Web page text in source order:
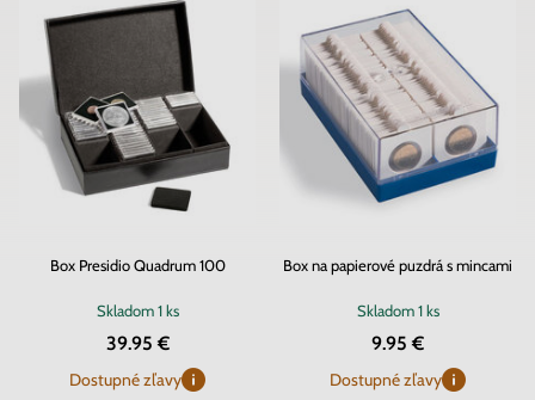
Box Presidio Quadrum 100
Skladom1 ks
39.95 €
Dostupné zľavy
Box na papierové puzdrá s mincami
Skladom1 ks
9.95 €
Dostupné zľavy